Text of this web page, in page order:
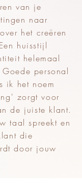
van je
naar
het creëren
huisstijl
helemaal
personal
ik het noem
zorgt voor
de juiste klant.
taal spreekt en
die
door jouw